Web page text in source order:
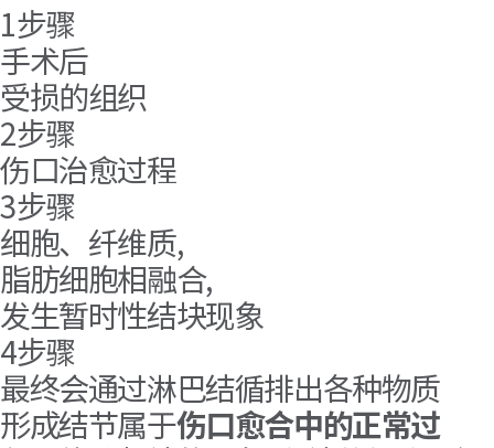
1步骤
手术后
受损的组织
2步骤
伤口治愈过程
3步骤
细胞、纤维质,
脂肪细胞相融合,
发生暂时性结块现象
4步骤
最终会通过淋巴结循排出各种物质
形成结节属于伤口愈合中的正常过